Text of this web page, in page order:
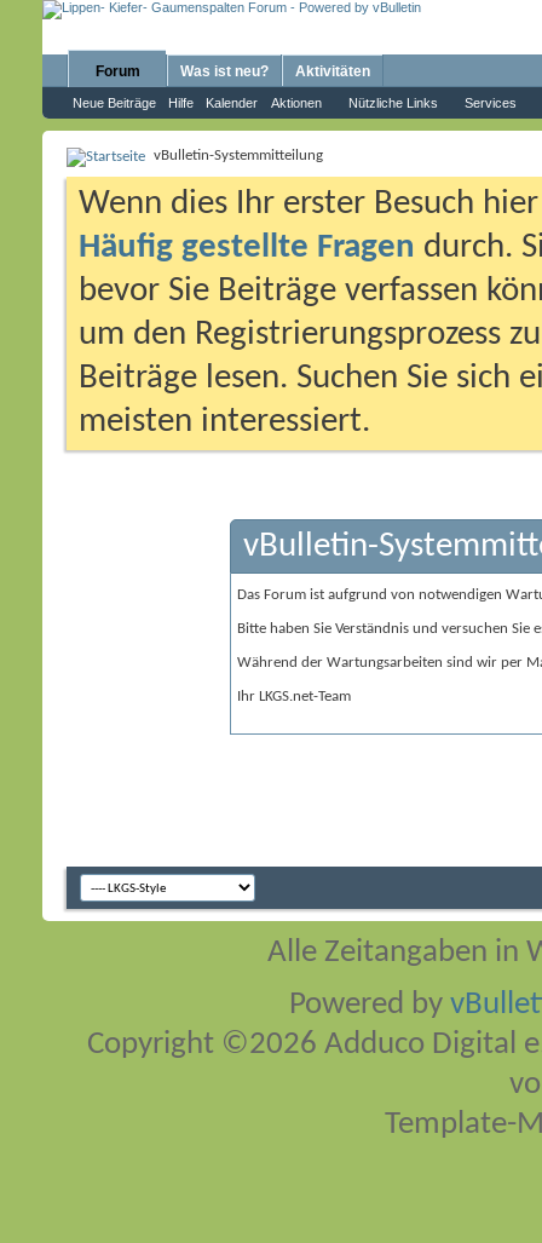
Forum
Neue Beiträge Hilfe Kalender Aktionen Nützliche Links Services
Was ist neu? Aktivitäten
vBulletin-Systemmitteilung
Wenn dies Ihr erster Besuch
Häufig gestellte Fragen durch.
bevor Sie Beiträge verfassen
um den Registrierungsprozess
Beiträge lesen. Suchen Sie sich
meisten interessiert.
vBulletin-
Das Forum ist aufgrund von notwendigen
Bitte haben Sie Verständnis und versuchen Sie
Während der Wartungsarbeiten sind wir per
Ihr LKGS.net-Team
Alle Zeitangaben in
Powered by
Copyright ©2026 Adduco Digital
Template-